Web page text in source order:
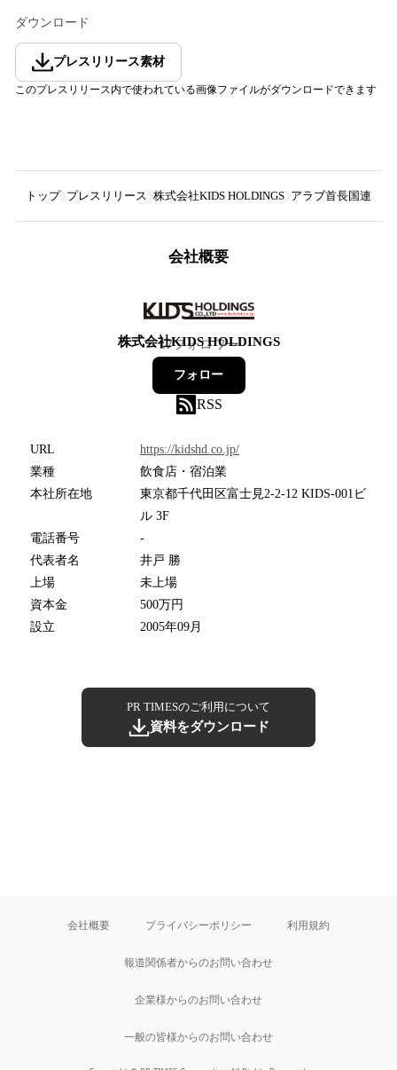
ダウンロード
プレスリリース素材
このプレスリリース内で使われている画像ファイルがダウンロードできます
トップ プレスリリース 株式会社KIDS HOLDINGS アラブ首長国連邦
会社概要
株式会社KIDS HOLDINGS
17フォロワー
フォロー
RSS
URL
https://kidshd.co.jp/
業種
飲食店・宿泊業
本社所在地
東京都千代田区富士見2-2-12 KIDS-001ビ
ル 3F
電話番号
-
代表者名
井戸 勝
上場
未上場
資本金
500万円
設立
2005年09月
PR TIMESのご利用について
資料をダウンロード
会社概要 プライバシーポリシー 利用規約
報道関係者からのお問い合わせ
企業様からのお問い合わせ
一般の皆様からのお問い合わせ